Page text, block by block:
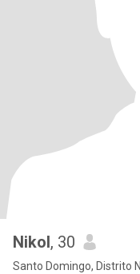
Nikol, 30
Santo Domingo, Distrito